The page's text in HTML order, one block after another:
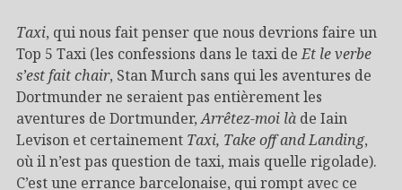
Taxi, qui nous fait penser que nous devrions faire un
Top 5 Taxi (les confessions dans le taxi de Et le verbe
s’est fait chair, Stan Murch sans qui les aventures de
Dortmunder ne seraient pas entièrement les
aventures de Dortmunder, Arrêtez-moi là de Iain
Levison et certainement Taxi, Take off and Landing,
où il n’est pas question de taxi, mais quelle rigolade).
C’est une errance barcelonaise, qui rompt avec ce